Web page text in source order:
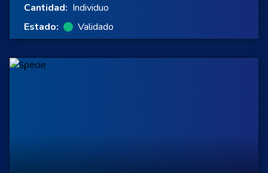
Cantidad: Individuo
Estado:
Validado